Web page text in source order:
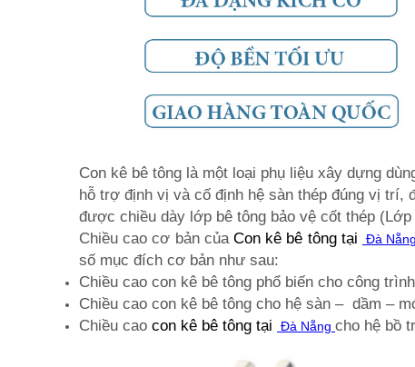
Con kê bê tông là một loại phụ liệu xây dựng
hỗ trợ định vị và cố định hệ sàn thép đúng vị trí,
được chiều dày lớp bê tông bảo vệ cốt thép
Chiều cao cơ bản của Con kê bê tông tại Đà Nẵng
số mục đích cơ bản như sau:
Chiều cao con kê bê tông phổ biến cho công
Chiều cao con kê bê tông cho hệ sàn – dầm –
Chiều cao con kê bê tông tại Đà Nẵng cho hệ bồ